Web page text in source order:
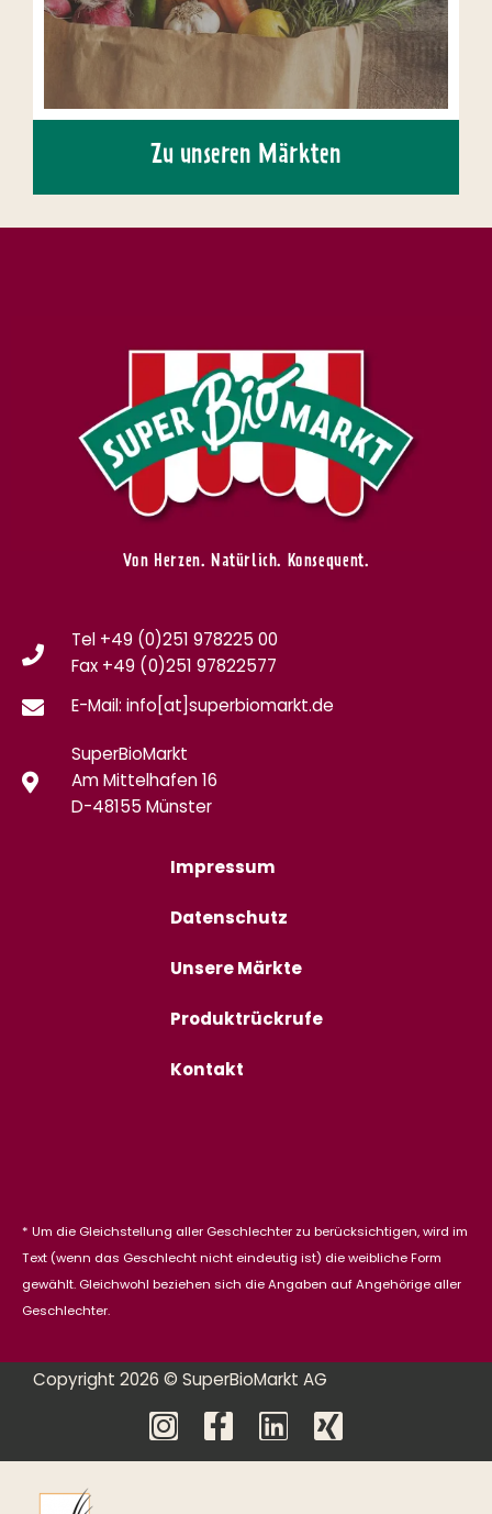
Zu unseren Märkten
Von Herzen. Natürlich. Konsequent.
Tel +49 (0)251 978225 00
Fax +49 (0)251 97822577
E-Mail: info[at]superbiomarkt.de
SuperBioMarkt
Am Mittelhafen 16
D-48155 Münster
Impressum
Datenschutz
Unsere Märkte
Produktrückrufe
Kontakt
* Um die Gleichstellung aller Geschlechter zu berücksichtigen, wird im
Text (wenn das Geschlecht nicht eindeutig ist) die weibliche Form
gewählt. Gleichwohl beziehen sich die Angaben auf Angehörige aller
Geschlechter.
Copyright 2026 © SuperBioMarkt AG